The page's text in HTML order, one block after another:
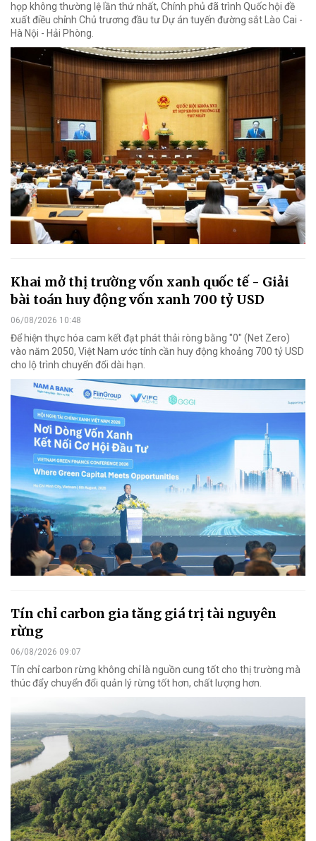
họp không thường lệ lần thứ nhất, Chính phủ đã trình Quốc hội đề
xuất điều chỉnh Chủ trương đầu tư Dự án tuyến đường sắt Lào Cai -
Hà Nội - Hải Phòng.
Khai mở thị trường vốn xanh quốc tế - Giải
bài toán huy động vốn xanh 700 tỷ USD
06/08/2026 10:48
Để hiện thực hóa cam kết đạt phát thải ròng bằng "0" (Net Zero)
vào năm 2050, Việt Nam ước tính cần huy động khoảng 700 tỷ USD
cho lộ trình chuyển đổi dài hạn.
Tín chỉ carbon gia tăng giá trị tài nguyên
rừng
06/08/2026 09:07
Tín chỉ carbon rừng không chỉ là nguồn cung tốt cho thị trường mà
thúc đẩy chuyển đổi quản lý rừng tốt hơn, chất lượng hơn.